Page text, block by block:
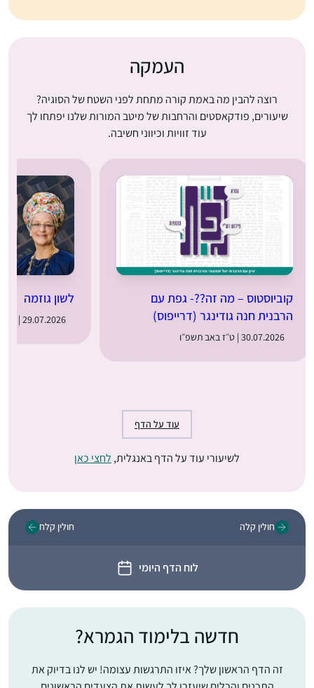
העמקה
רוצה להבין מה באמת קורה מתחת לפני השטח של הסוגיה?
שיעורים, פודקאסטים והרחבות של מיטב המורות שלנו יפתחו לך
עוד זוויות וכיווני חשיבה.
קוביוסטוס – מה זה??- גפת עם
הרבנית חנה גודינגר (דרייפוס)
30.07.2026 | ט״ז באב תשפ״ו
לשון גוזמה
29.07.2026 | ט״ו באב תשפ״ו
עוד על הדף
לשיעורי עוד על הדף באנגלית, לחצי כאן
חולין קלה
לוח הדף היומי
חולין קלח
חדשה בלימוד הגמרא?
זה הדף הראשון שלך? איזו התרגשות עצומה! יש לנו בדיוק את